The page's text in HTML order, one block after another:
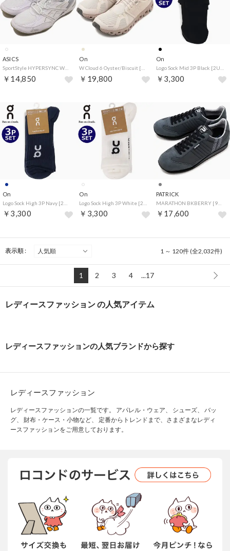
ASICS
￥14,850
On
￥19,800
On
￥3,300
On
￥3,300
On
￥3,300
PATRICK
MARATHON BKBERRY [942451] （BKBERRY）
￥17,600
表示順 : 1 ～ 120件 (全2,032件)
1 2 3 4 ...17
レディースファッション の人気アイテム
レディースファッションの人気ブランドから探す
レディースファッション
レディースファッションの一覧です。 アパレル・ウェア、 シューズ、 バッ
グ、 財布・ケース・小物など、 定番からトレンドまで、さまざまなレディ
ースファッションをご用意しております。